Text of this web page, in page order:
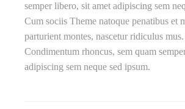
semper libero, sit amet adipiscing sem
Cum sociis Theme natoque penatibus et
parturient montes, nascetur ridiculus
Condimentum rhoncus, sem quam
adipiscing sem neque sed ipsum.